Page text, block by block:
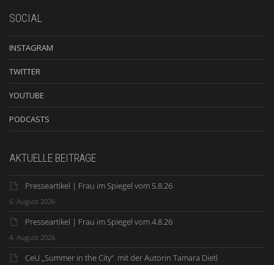
SOCIAL
INSTAGRAM
TWITTER
YOUTUBE
PODCASTS
AKTUELLE BEITRÄGE
Presseartikel | Frau im Spiegel vom 5.8.26
6. August 2026
Presseartikel | Frau im Spiegel vom 4.8.26
4. August 2026
CeU „Summer in the City“ mit der Autorin Tamara Dietl